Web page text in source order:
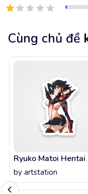
Cùng chủ đề
Ryuko Matoi Hentai
by artstation